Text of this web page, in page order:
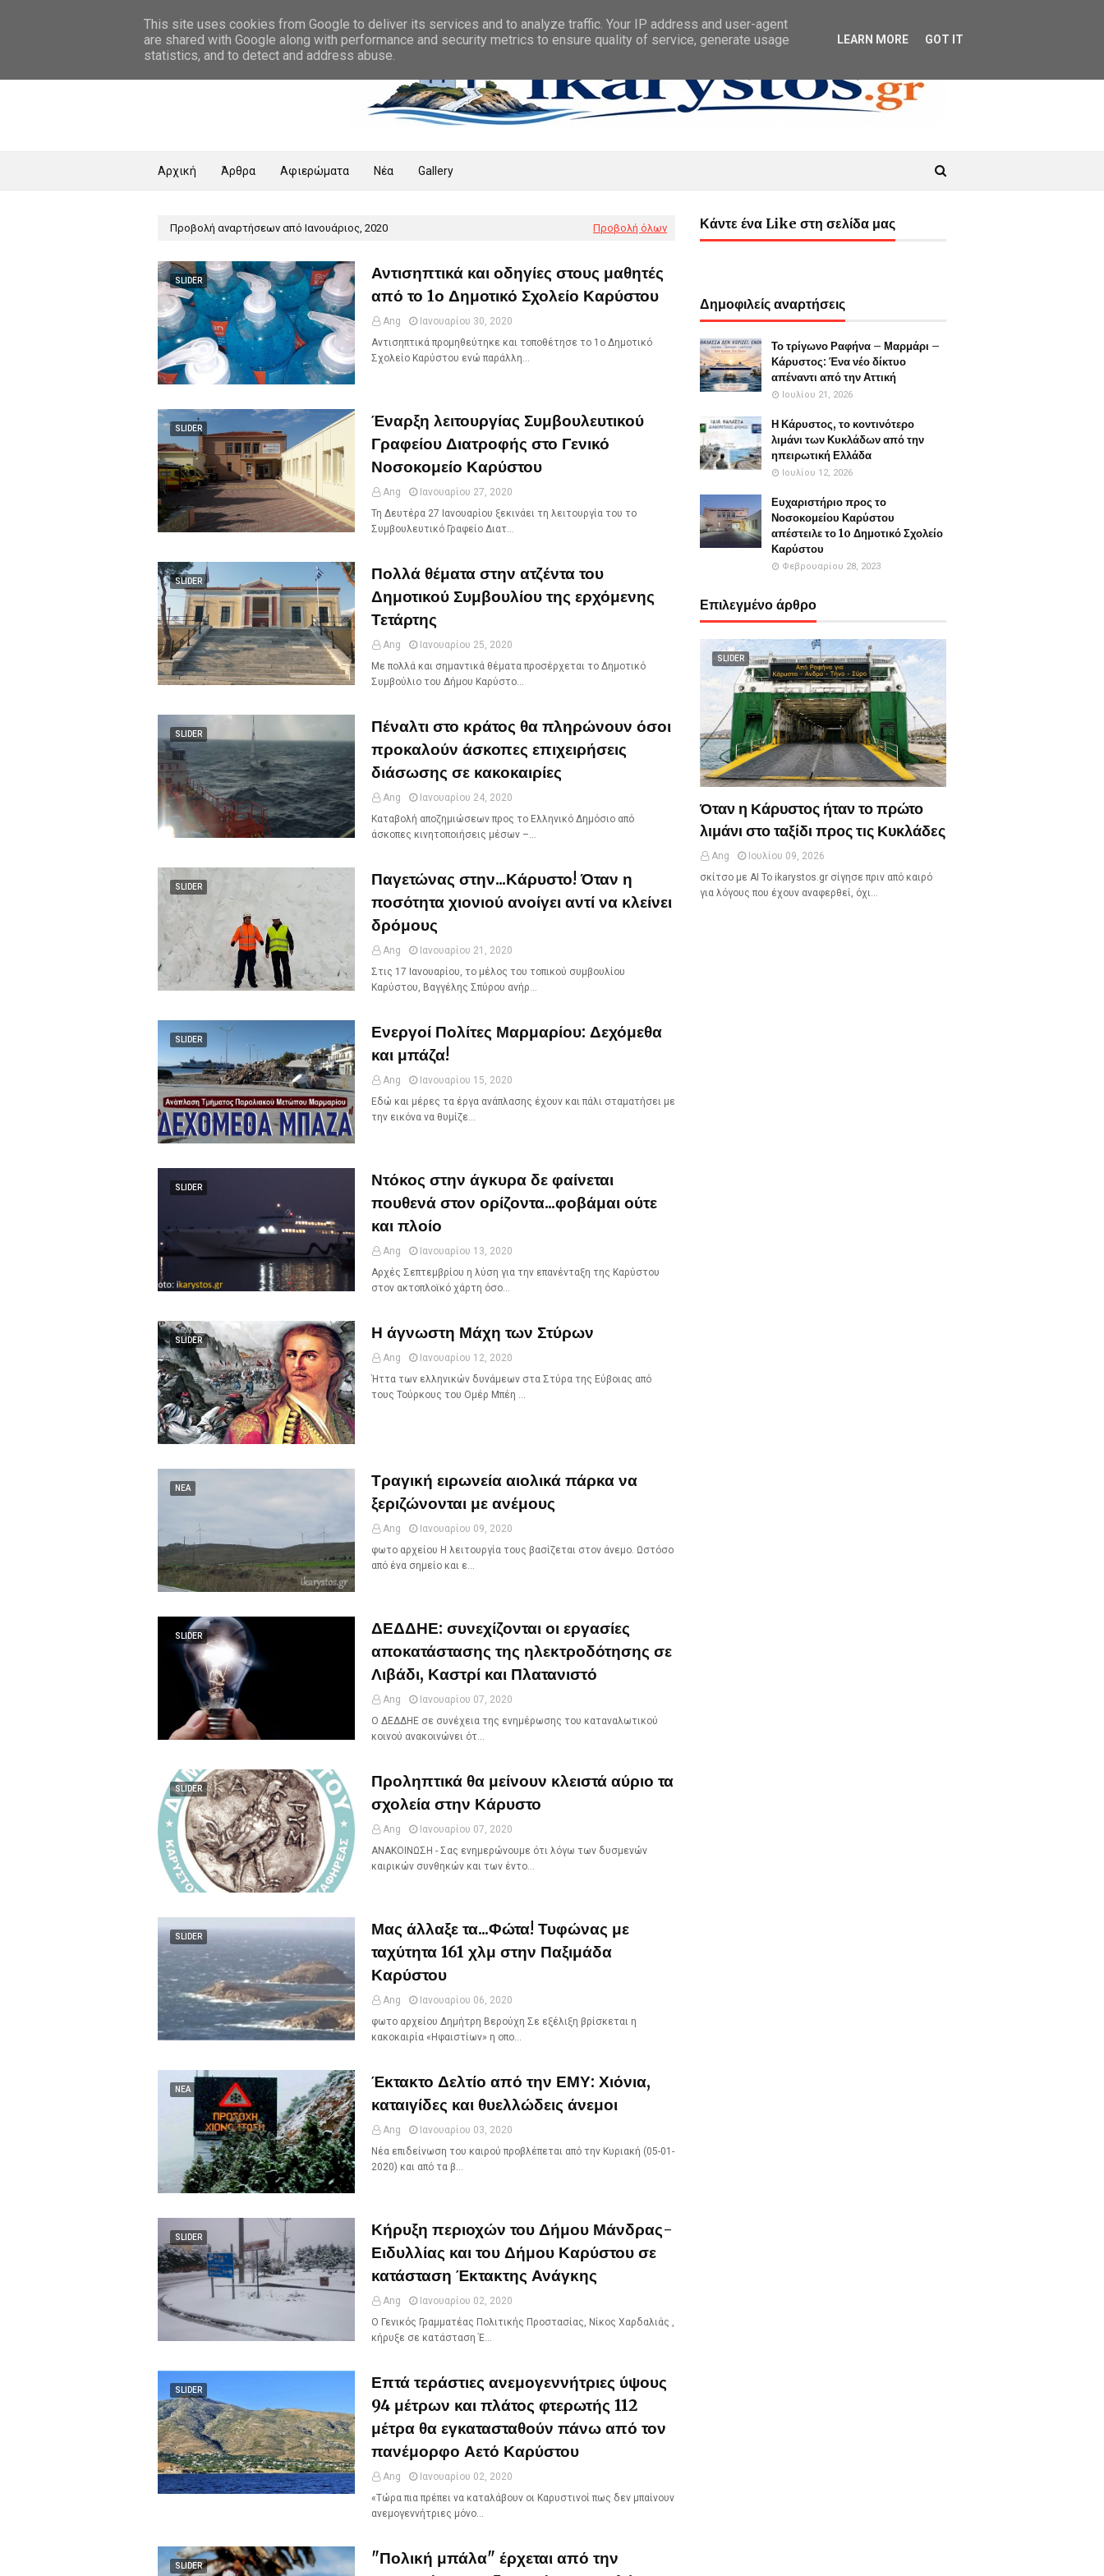
Αρχική Άρθρα Αφιερώματα Νέα Gallery
Προβολή αναρτήσεων από Ιανουάριος, 2020 Προβολή όλων
SLIDER
Αντισηπτικά και οδηγίες στους μαθητές
από το 1ο Δημοτικό Σχολείο Καρύστου
Ang
Ιανουαρίου 30, 2020
Αντισηπτικά προμηθεύτηκε και τοποθέτησε το 1ο Δημοτικό
Σχολείο Καρύστου ενώ παράλλη…
SLIDER
Έναρξη λειτουργίας Συμβουλευτικού
Γραφείου Διατροφής στο Γενικό
Νοσοκομείο Καρύστου
Ang
Ιανουαρίου 27, 2020
Τη Δευτέρα 27 Ιανουαρίου ξεκινάει τη λειτουργία του το
Συμβουλευτικό Γραφείο Διατ…
SLIDER
Πολλά θέματα στην ατζέντα του
Δημοτικού Συμβουλίου της ερχόμενης
Τετάρτης
Ang
Ιανουαρίου 25, 2020
Με πολλά και σημαντικά θέματα προσέρχεται το Δημοτικό
Συμβούλιο του Δήμου Καρύστο…
SLIDER
Πέναλτι στο κράτος θα πληρώνουν όσοι
προκαλούν άσκοπες επιχειρήσεις
διάσωσης σε κακοκαιρίες
Ang
Ιανουαρίου 24, 2020
Καταβολή αποζημιώσεων προς το Ελληνικό Δημόσιο από
άσκοπες κινητοποιήσεις μέσων –…
SLIDER
Παγετώνας στην...Κάρυστο! Όταν η
ποσότητα χιονιού ανοίγει αντί να κλείνει
δρόμους
Ang
Ιανουαρίου 21, 2020
Στις 17 Ιανουαρίου, το μέλος του τοπικού συμβουλίου
Καρύστου, Βαγγέλης Σπύρου ανήρ…
SLIDER
Ενεργοί Πολίτες Μαρμαρίου: Δεχόμεθα
και μπάζα!
Ang
Ιανουαρίου 15, 2020
Εδώ και μέρες τα έργα ανάπλασης έχουν και πάλι σταματήσει με
την εικόνα να θυμίζε…
SLIDER
Ντόκος στην άγκυρα δε φαίνεται
πουθενά στον ορίζοντα...φοβάμαι ούτε
και πλοίο
Ang
Ιανουαρίου 13, 2020
Αρχές Σεπτεμβρίου η λύση για την επανένταξη της Καρύστου
στον ακτοπλοϊκό χάρτη όσο…
SLIDER Η άγνωστη Μάχη των Στύρων
Ang
Ιανουαρίου 12, 2020
Ήττα των ελληνικών δυνάμεων στα Στύρα της Εύβοιας από
τους Τούρκους του Ομέρ Μπέη …
ΝΕΑ
Τραγική ειρωνεία αιολικά πάρκα να
ξεριζώνονται με ανέμους
Ang
Ιανουαρίου 09, 2020
φωτο αρχείου Η λειτουργία τους βασίζεται στον άνεμο. Ωστόσο
από ένα σημείο και ε…
SLIDER
ΔΕΔΔΗΕ: συνεχίζονται οι εργασίες
αποκατάστασης της ηλεκτροδότησης σε
Λιβάδι, Καστρί και Πλατανιστό
Ang
Ιανουαρίου 07, 2020
Ο ΔΕΔΔΗΕ σε συνέχεια της ενημέρωσης του καταναλωτικού
κοινού ανακοινώνει ότ…
SLIDER
Προληπτικά θα μείνουν κλειστά αύριο τα
σχολεία στην Κάρυστο
Ang
Ιανουαρίου 07, 2020
ΑΝΑΚΟΙΝΩΣΗ - Σας ενημερώνουμε ότι λόγω των δυσμενών
καιρικών συνθηκών και των έντο…
SLIDER
Μας άλλαξε τα...Φώτα! Τυφώνας με
ταχύτητα 161 χλμ στην Παξιμάδα
Καρύστου
Ang
Ιανουαρίου 06, 2020
φωτο αρχείου Δημήτρη Βερούχη Σε εξέλιξη βρίσκεται η
κακοκαιρία «Ηφαιστίων» η οπο…
ΝΕΑ
Έκτακτο Δελτίο από την ΕΜΥ: Χιόνια,
καταιγίδες και θυελλώδεις άνεμοι
Ang
Ιανουαρίου 03, 2020
Νέα επιδείνωση του καιρού προβλέπεται από την Κυριακή (05-01-
2020) και από τα β…
SLIDER
Κήρυξη περιοχών του Δήμου Μάνδρας-
Ειδυλλίας και του Δήμου Καρύστου σε
κατάσταση Έκτακτης Ανάγκης
Ang
Ιανουαρίου 02, 2020
Ο Γενικός Γραμματέας Πολιτικής Προστασίας, Νίκος Χαρδαλιάς ,
κήρυξε σε κατάσταση Έ…
SLIDER
Επτά τεράστιες ανεμογεννήτριες ύψους
94 μέτρων και πλάτος φτερωτής 112
μέτρα θα εγκατασταθούν πάνω από τον
πανέμορφο Αετό Καρύστου
Ang
Ιανουαρίου 02, 2020
«Τώρα πια πρέπει να καταλάβουν οι Καρυστινοί πως δεν μπαίνουν
ανεμογεννήτριες μόνο…
SLIDER
"Πολική μπάλα" έρχεται από την
Κάντε ένα Like στη σελίδα μας
Δημοφιλείς αναρτήσεις
Το τρίγωνο Ραφήνα – Μαρμάρι –
Κάρυστος: Ένα νέο δίκτυο
απέναντι από την Αττική
Ιουλίου 21, 2026
Η Κάρυστος, το κοντινότερο
λιμάνι των Κυκλάδων από την
ηπειρωτική Ελλάδα
Ιουλίου 12, 2026
Ευχαριστήριο προς το
Νοσοκομείου Καρύστου
απέστειλε το 1o Δημοτικό Σχολείο
Καρύστου
Φεβρουαρίου 28, 2023
Επιλεγμένο άρθρο
SLIDER
Όταν η Κάρυστος ήταν το πρώτο
λιμάνι στο ταξίδι προς τις Κυκλάδες
Ang
Ιουλίου 09, 2026
σκίτσο με ΑΙ Το ikarystos.gr σίγησε πριν από καιρό
για λόγους που έχουν αναφερθεί, όχι…
This site uses cookies from Google to deliver its services and to analyze traffic. Your IP address and user-agent
are shared with Google along with performance and security metrics to ensure quality of service, generate usage
statistics, and to detect and address abuse.
LEARN MORE GOT IT